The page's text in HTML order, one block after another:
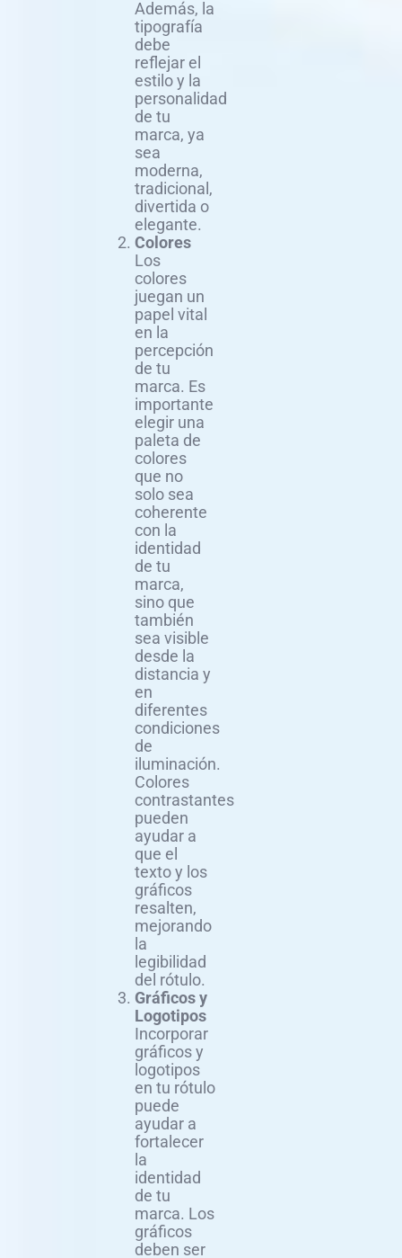
Además, la
tipografía
debe
reflejar el
estilo y la
personalidad
de tu
marca, ya
sea
moderna,
tradicional,
divertida o
elegante.
Colores
Los
colores
juegan un
papel vital
en la
percepción
de tu
marca. Es
importante
elegir una
paleta de
colores
que no
solo sea
coherente
con la
identidad
de tu
marca,
sino que
también
sea visible
desde la
distancia y
en
diferentes
condiciones
de
iluminación.
Colores
contrastantes
pueden
ayudar a
que el
texto y los
gráficos
resalten,
mejorando
la
legibilidad
del rótulo.
Gráficos y
Logotipos
Incorporar
gráficos y
logotipos
en tu rótulo
puede
ayudar a
fortalecer
la
identidad
de tu
marca. Los
gráficos
deben ser